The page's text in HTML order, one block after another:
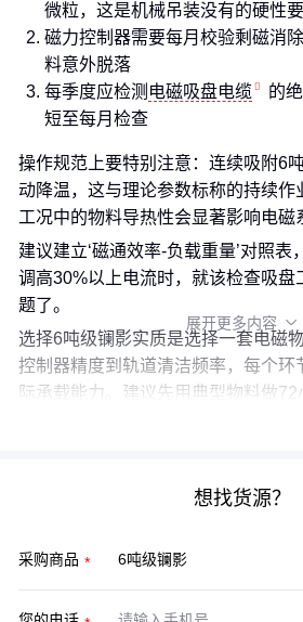
微粒，这是机械吊装没有的硬性
磁力控制器需要每月校验剩磁消
料意外脱落
每季度应检测 电磁吸盘电缆
的
短至每月检查
操作规范上要特别注意：连续吸附6
动降温，这与理论参数标称的持续
工况中的物料导热性会显著影响电磁
建议建立‘磁通效率-负载重量’对照
调高30%以上电流时，就该检查吸盘
题了。
选择6吨级镧影实质是选择一套电磁
控制器精度到轨道清洁频率，每个环
际承载能力。建议先用典型物料做72
展开更多内容 
想找货源？
采购商品